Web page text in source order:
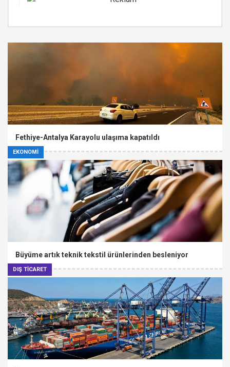
EKONOMİ
Fethiye-Antalya Karayolu ulaşıma kapatıldı
DIŞ TİCARET
Büyüme artık teknik tekstil ürünlerinden besleniyor